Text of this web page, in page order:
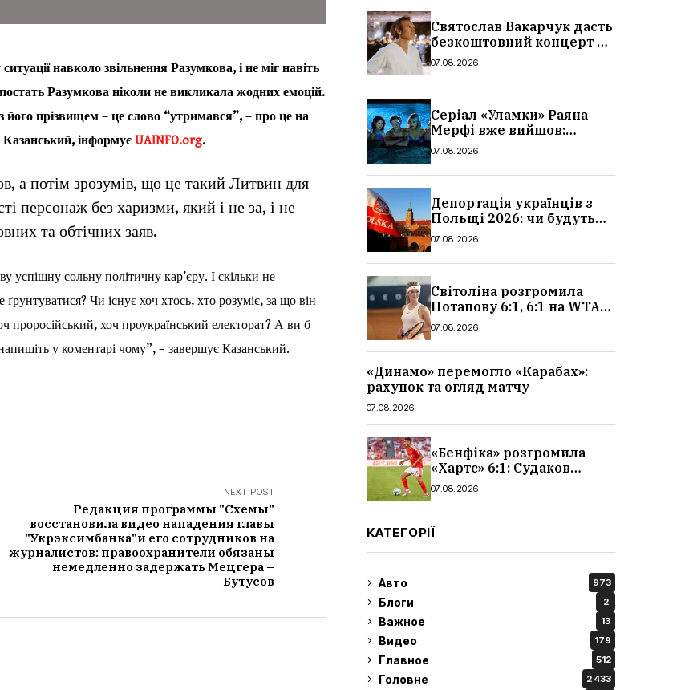
навколо звільнення Разумкова, і не міг навіть
Разумкова ніколи не викликала жодних емоцій.
його прізвищем – це слово “утримався”, – про це на
Казанський, інформує UAINFO.org.
а потім зрозумів, що це такий Литвин для
персонаж без харизми, який і не за, і не
та обтічних заяв.
успішну сольну політичну кар’єру. І скільки не
Чи існує хоч хтось, хто розуміє, за що він
проросійський, хоч проукраїнський електорат? А ви б
у коментарі чому”, – завершує Казанський.
NEXT POST
Редакция программы "Схемы"
восстановила видео нападения главы
"Укрэксимбанка"и его сотрудников на
журналистов: правоохранители обязаны
немедленно задержать Мецгера –
Бутусов
Святослав Вакарчук дасть
безкоштовний концерт у
Львові: дата і місце
07.08.2026
Серіал «Уламки» Раяна
Мерфі вже вийшов:
сюжет, актори та всі
07.08.2026
Депортація українців з
Польщі 2026: чи будуть
висилати українських
07.08.2026
Світоліна розгромила
Потапову 6:1, 6:1 на WTA
1000 у Торонто
07.08.2026
«Динамо» перемогло «Карабах»:
рахунок та огляд матчу
07.08.2026
«Бенфіка» розгромила
«Хартс» 6:1: Судаков
відзначився асистом,
07.08.2026
КАТЕГОРІЇ
Авто 973
Блоги 2
Важное 13
Видео 179
Главное 512
Головне 2 433